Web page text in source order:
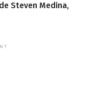
Steven Medina,